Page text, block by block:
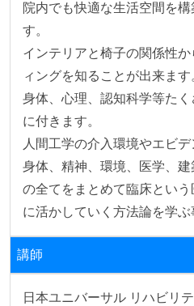
院内でも快適な生活空間を
す。
インテリアと椅子の関係性
ィングを知ることが出来ます
身体、心理、認知科学等た
に付きます。
人間工学の介入環境やエビデ
身体、精神、環境、医学、
の全てをまとめて臨床とい
に活かしていく方法論を学ぶ
講師
日本ユニバーサル リハビリ